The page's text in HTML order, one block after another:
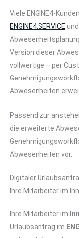
Viele ENGINE4-
ENGINE4.SERVICE und
Version dieser
vollwertige – per
Abwesenheiten
Passend zur
die erweiterte
Abwesenheiten vor.
Digitaler
Ihre Mitarbeiter im
Ihre Mitarbeiter im
Urlaubsantrag im